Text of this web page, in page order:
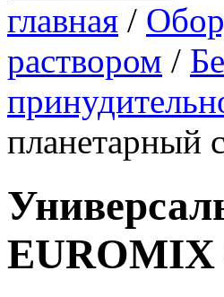
главная /
раствором /
планетарный
EUROMIX